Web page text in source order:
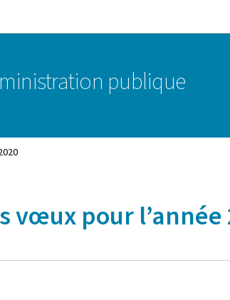
publique
vœux pour l’année